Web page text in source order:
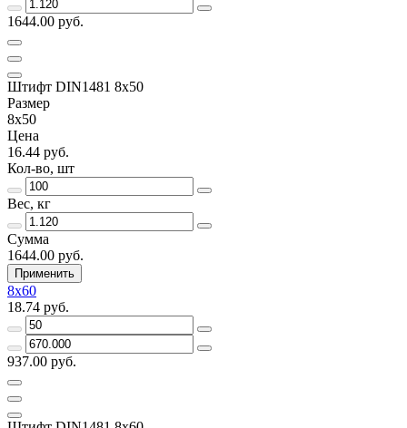
1644.00 руб.
Штифт DIN1481 8х50
Размер
8х50
Цена
16.44 руб.
Кол-во, шт
Вес, кг
Сумма
1644.00 руб.
Применить
8х60
18.74 руб.
937.00 руб.